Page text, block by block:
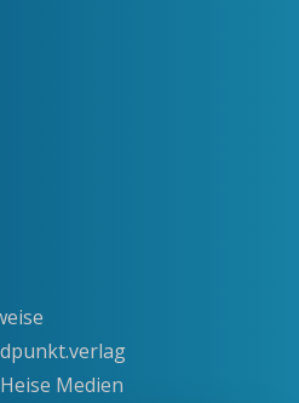
Medien